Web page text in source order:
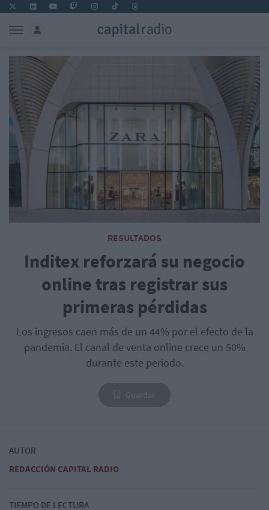
RESULTADOS
Inditex reforzará su negocio
online tras registrar sus
primeras pérdidas
Los ingresos caen más de un 44% por el efecto de la
pandemia. El canal de venta online crece un 50%
durante este periodo.
AUTOR
REDACCIÓN CAPITAL RADIO
TIEMPO DE LECTURA